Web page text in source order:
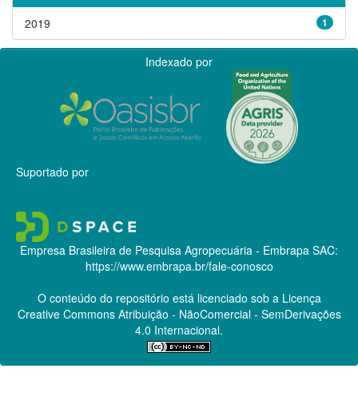
1
2019
Indexado por
Suportado por
Empresa Brasileira de Pesquisa Agropecuária - Embrapa SAC:
https://www.embrapa.br/fale-conosco
O conteúdo do repositório está licenciado sob a Licença
Creative CommonsAtribuição - NãoComercial - SemDerivações
4.0 Internacional.